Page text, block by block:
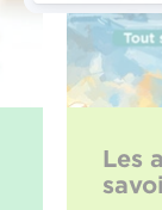
Les